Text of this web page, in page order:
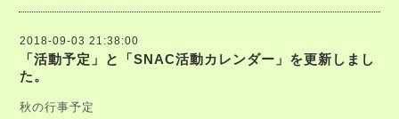
2018-09-03 21:38:00
「活動予定」と「SNAC活動カレンダー」を更新しまし
た。
秋の行事予定